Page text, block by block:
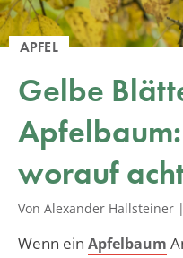
APFEL
Gelbe
worauf
Von Alexander Hallsteiner |
Wenn ein Apfelbaum